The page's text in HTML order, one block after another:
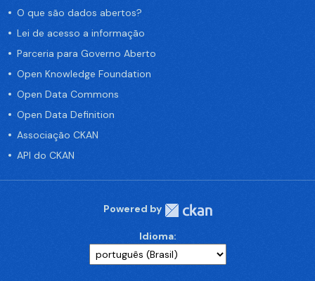
O que são dados abertos?
Lei de acesso a informação
Parceria para Governo Aberto
Open Knowledge Foundation
Open Data Commons
Open Data Definition
Associação CKAN
API do CKAN
Powered by
Idioma